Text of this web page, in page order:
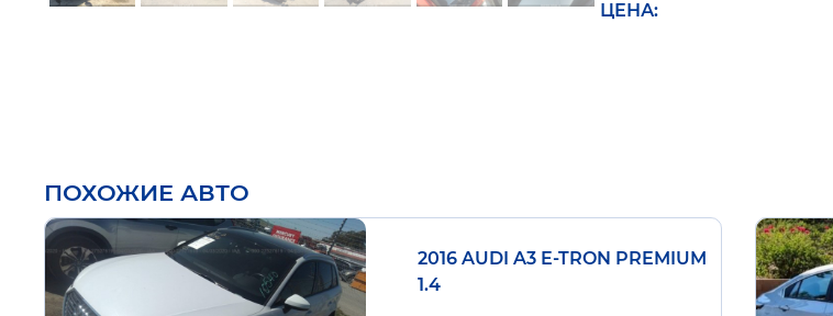
ЦЕНА
ПОХОЖИЕ АВТО
2016 AUDI A3 E-TRON PREMIUM
1.4